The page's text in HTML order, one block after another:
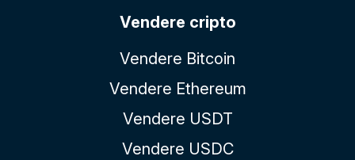
Vendere cripto
Vendere Bitcoin
Vendere Ethereum
Vendere USDT
Vendere USDC